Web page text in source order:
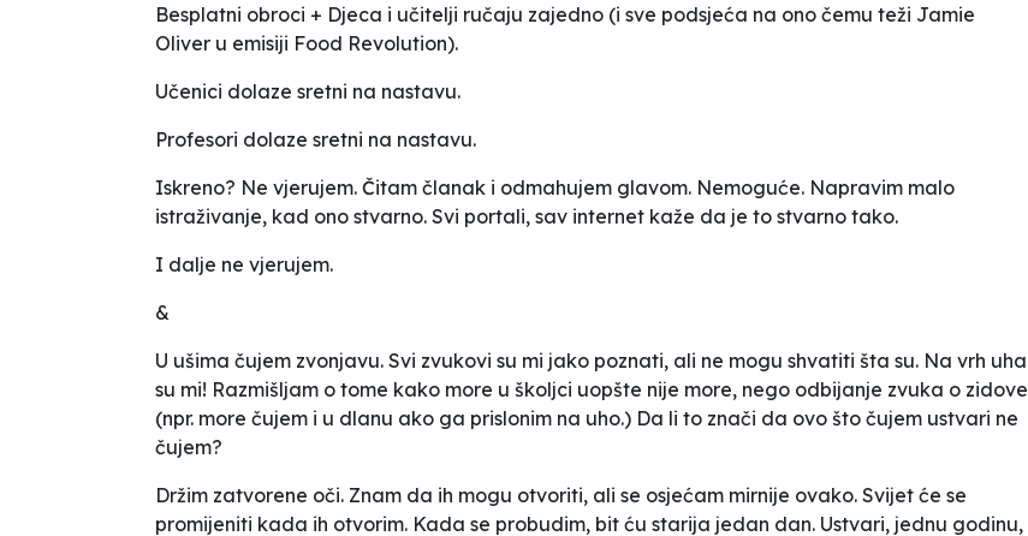
Besplatni obroci + Djeca i učitelji ručaju zajedno (i sve podsjeća na ono čemu teži Jamie
Oliver u emisiji Food Revolution).
Učenici dolaze sretni na nastavu.
Profesori dolaze sretni na nastavu.
Iskreno? Ne vjerujem. Čitam članak i odmahujem glavom. Nemoguće. Napravim malo
istraživanje, kad ono stvarno. Svi portali, sav internet kaže da je to stvarno tako.
I dalje ne vjerujem.
&
U ušima čujem zvonjavu. Svi zvukovi su mi jako poznati, ali ne mogu shvatiti šta su. Na vrh uha
su mi! Razmišljam o tome kako more u školjci uopšte nije more, nego odbijanje zvuka o zidove
(npr. more čujem i u dlanu ako ga prislonim na uho.) Da li to znači da ovo što čujem ustvari ne
čujem?
Držim zatvorene oči. Znam da ih mogu otvoriti, ali se osjećam mirnije ovako. Svijet će se
promijeniti kada ih otvorim. Kada se probudim, bit ću starija jedan dan. Ustvari, jednu godinu,